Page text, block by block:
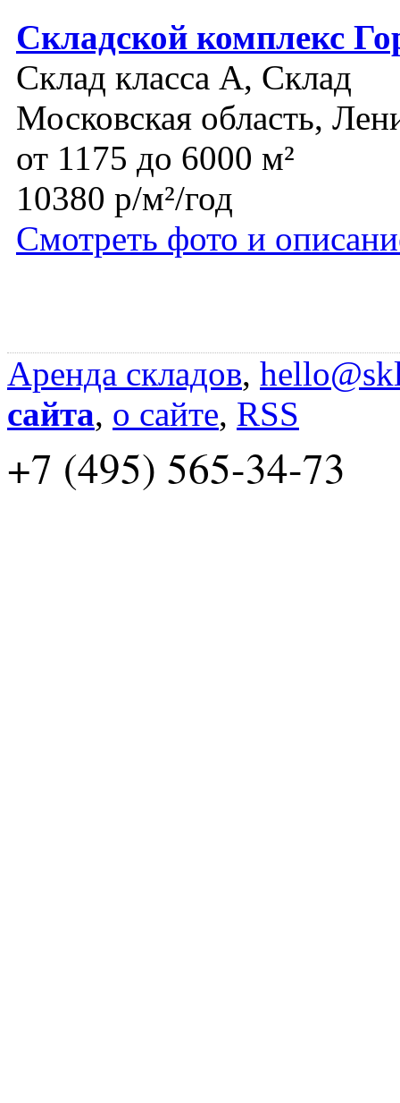
Складской комплекс
Склад класса A, Склад
Московская область,
от 1175 до 6000 м²
10380 р/м²/год
Смотреть фото и
Аренда складов,
сайта, о сайте, RSS
+7 (495) 565-34-73